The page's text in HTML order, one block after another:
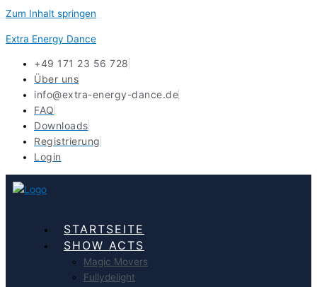
Zum Inhalt springen
Extra Energy Dance
+49 171 23 56 728
Über uns
info@extra-energy-dance.de
FAQ
Downloads
Registrierung
Login
STARTSEITE
SHOW ACTS
Magic Movers
Fullydelight